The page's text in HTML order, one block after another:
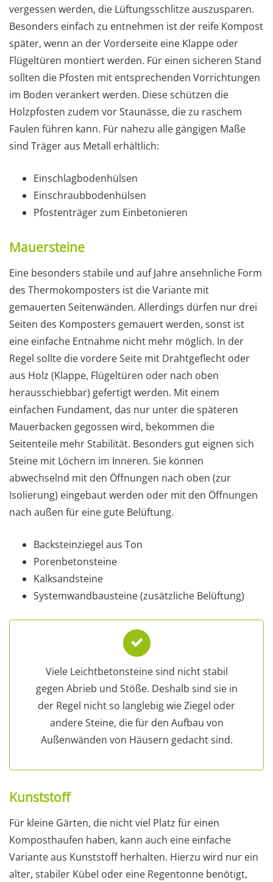
vergessen werden, die Lüftungsschlitze auszusparen.
Besonders einfach zu entnehmen ist der reife Kompost
später, wenn an der Vorderseite eine Klappe oder
Flügeltüren montiert werden. Für einen sicheren Stand
sollten die Pfosten mit entsprechenden Vorrichtungen
im Boden verankert werden. Diese schützen die
Holzpfosten zudem vor Staunässe, die zu raschem
Faulen führen kann. Für nahezu alle gängigen Maße
sind Träger aus Metall erhältlich:
Einschlagbodenhülsen
Einschraubbodenhülsen
Pfostenträger zum Einbetonieren
Mauersteine
Eine besonders stabile und auf Jahre ansehnliche Form
des Thermokomposters ist die Variante mit
gemauerten Seitenwänden. Allerdings dürfen nur drei
Seiten des Komposters gemauert werden, sonst ist
eine einfache Entnahme nicht mehr möglich. In der
Regel sollte die vordere Seite mit Drahtgeflecht oder
aus Holz (Klappe, Flügeltüren oder nach oben
herausschiebbar) gefertigt werden. Mit einem
einfachen Fundament, das nur unter die späteren
Mauerbacken gegossen wird, bekommen die
Seitenteile mehr Stabilität. Besonders gut eignen sich
Steine mit Löchern im Inneren. Sie können
abwechselnd mit den Öffnungen nach oben (zur
Isolierung) eingebaut werden oder mit den Öffnungen
nach außen für eine gute Belüftung.
Backsteinziegel aus Ton
Porenbetonsteine
Kalksandsteine
Systemwandbausteine (zusätzliche Belüftung)
Viele Leichtbetonsteine sind nicht stabil
gegen Abrieb und Stöße. Deshalb sind sie in
der Regel nicht so langlebig wie Ziegel oder
andere Steine, die für den Aufbau von
Außenwänden von Häusern gedacht sind.
Kunststoff
Für kleine Gärten, die nicht viel Platz für einen
Komposthaufen haben, kann auch eine einfache
Variante aus Kunststoff herhalten. Hierzu wird nur ein
alter, stabiler Kübel oder eine Regentonne benötigt,